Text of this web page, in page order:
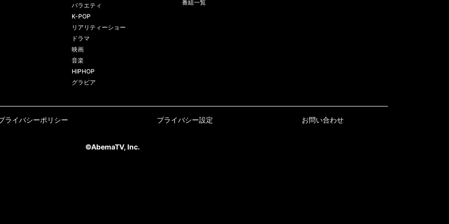
バラエティ
K-POP
リアリティーショー
ドラマ
映画
音楽
HIPHOP
グラビア
番組一覧
ライバシーポリシー プライバシー設定 お問い合わせ
©AbemaTV, Inc.